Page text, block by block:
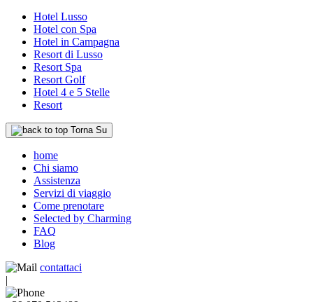
Hotel Lusso
Hotel con Spa
Hotel in Campagna
Resort di Lusso
Resort Spa
Resort Golf
Hotel 4 e 5 Stelle
Resort
Torna Su
home
Chi siamo
Assistenza
Servizi di viaggio
Come prenotare
Selected by Charming
FAQ
Blog
contattaci
|